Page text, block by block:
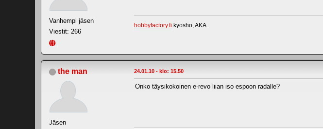
Vanhempi jäsen
Viestit: 266
hobbyfactory.fi kyosho, AKA
the man
Jäsen
24.01.10 - klo: 15.50
Onko täysikokoinen e-revo liian iso espoon radalle?